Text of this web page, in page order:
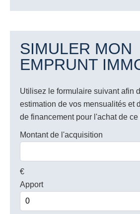
SIMULER MON
EMPRUNT
Utilisez le formulaire suivant afin
estimation de vos mensualités et
de financement pour l'achat de ce
Montant de l'acquisition
€
Apport